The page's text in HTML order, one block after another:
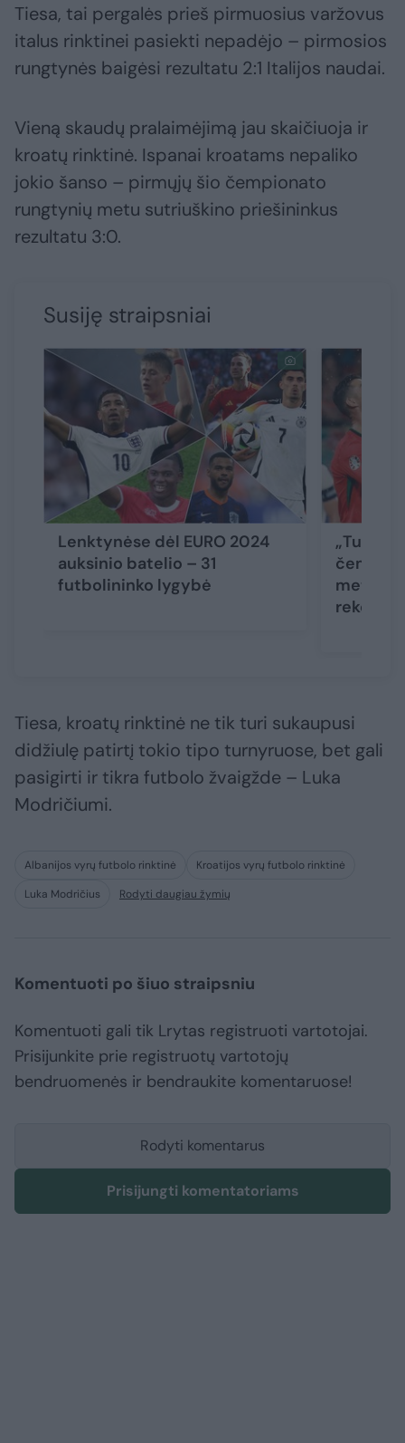
Tiesa, tai pergalės prieš pirmuosius varžovus
italus rinktinei pasiekti nepadėjo – pirmosios
rungtynės baigėsi rezultatu 2:1 Italijos naudai.
Vieną skaudų pralaimėjimą jau skaičiuoja ir
kroatų rinktinė. Ispanai kroatams nepaliko
jokio šanso – pirmųjų šio čempionato
rungtynių metu sutriuškino priešininkus
rezultatu 3:0.
Susiję straipsniai
Lenktynėse dėl EURO 2024
auksinio batelio – 31
futbolininko lygybė
metų
rekordą
Tiesa, kroatų rinktinė ne tik turi sukaupusi
didžiulę patirtį tokio tipo turnyruose, bet gali
pasigirti ir tikra futbolo žvaigžde – Luka
Modričiumi.
Albanijos vyrų futbolo rinktinė
Kroatijos vyrų futbolo rinktinė
Luka Modričius
Rodyti daugiau žymių
Komentuoti po šiuo straipsniu
Komentuoti gali tik Lrytas registruoti vartotojai.
Prisijunkite prie registruotų vartotojų
bendruomenės ir bendraukite komentaruose!
Rodyti komentarus
Prisijungti komentatoriams